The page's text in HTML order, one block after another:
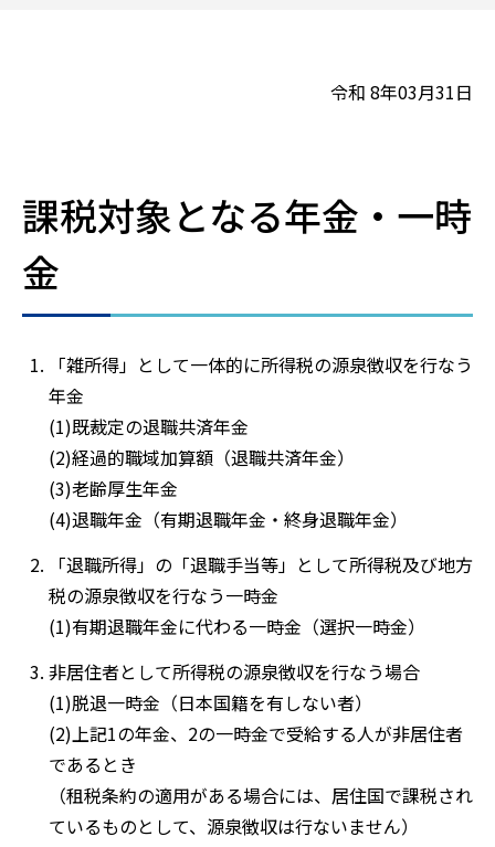
令和 8年03月31日
課税対象となる年金・一時
金
「雑所得」として一体的に所得税の源泉徴収を行なう
年金
(1)既裁定の退職共済年金
(2)経過的職域加算額（退職共済年金）
(3)老齢厚生年金
(4)退職年金（有期退職年金・終身退職年金）
「退職所得」の「退職手当等」として所得税及び地方
税の源泉徴収を行なう一時金
(1)有期退職年金に代わる一時金（選択一時金）
非居住者として所得税の源泉徴収を行なう場合
(1)脱退一時金（日本国籍を有しない者）
(2)上記1の年金、2の一時金で受給する人が非居住者
であるとき
（租税条約の適用がある場合には、居住国で課税され
ているものとして、源泉徴収は行ないません）